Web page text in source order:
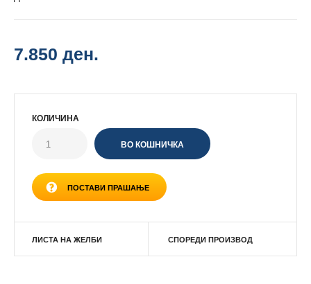
7.850 ден.
КОЛИЧИНА
ПОСТАВИ ПРАШАЊЕ
ЛИСТА НА ЖЕЛБИ СПОРЕДИ ПРОИЗВОД